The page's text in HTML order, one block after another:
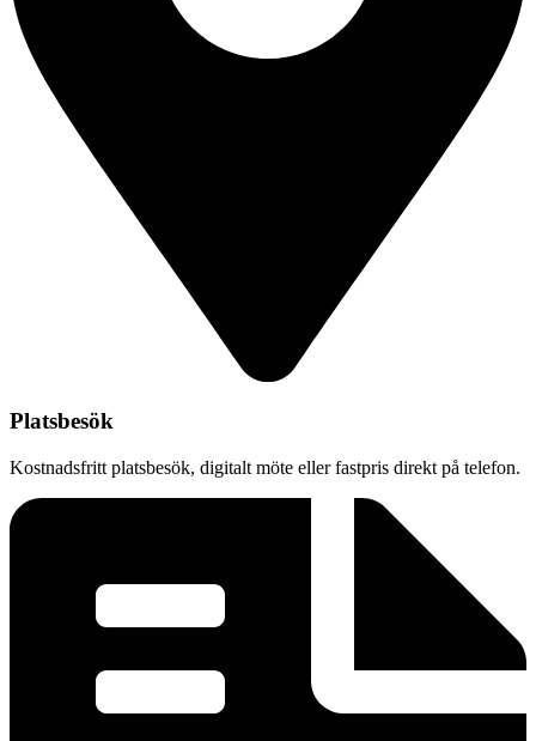
Platsbesök
Kostnadsfritt platsbesök, digitalt möte eller fastpris direkt på telefon.